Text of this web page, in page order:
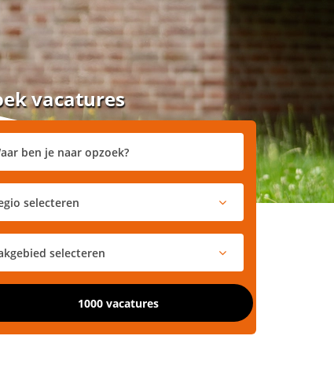
vacatures
1000 vacatures